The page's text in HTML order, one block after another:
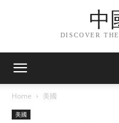
中
DISCOVER
Home 美國
美國